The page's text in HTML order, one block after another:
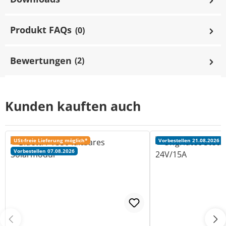
Produkt FAQs (0)
Bewertungen (2)
Kunden kauften auch
USt-freie Lieferung möglich*
Vorbestellen 07.08.2026
Vorbestellen 21.08.2026